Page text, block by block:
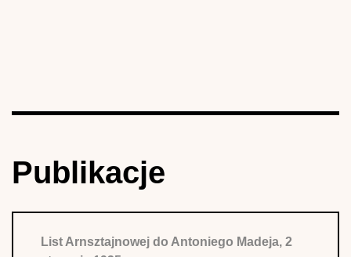
Publikacje
List Arnsztajnowej do Antoniego Madeja, 2